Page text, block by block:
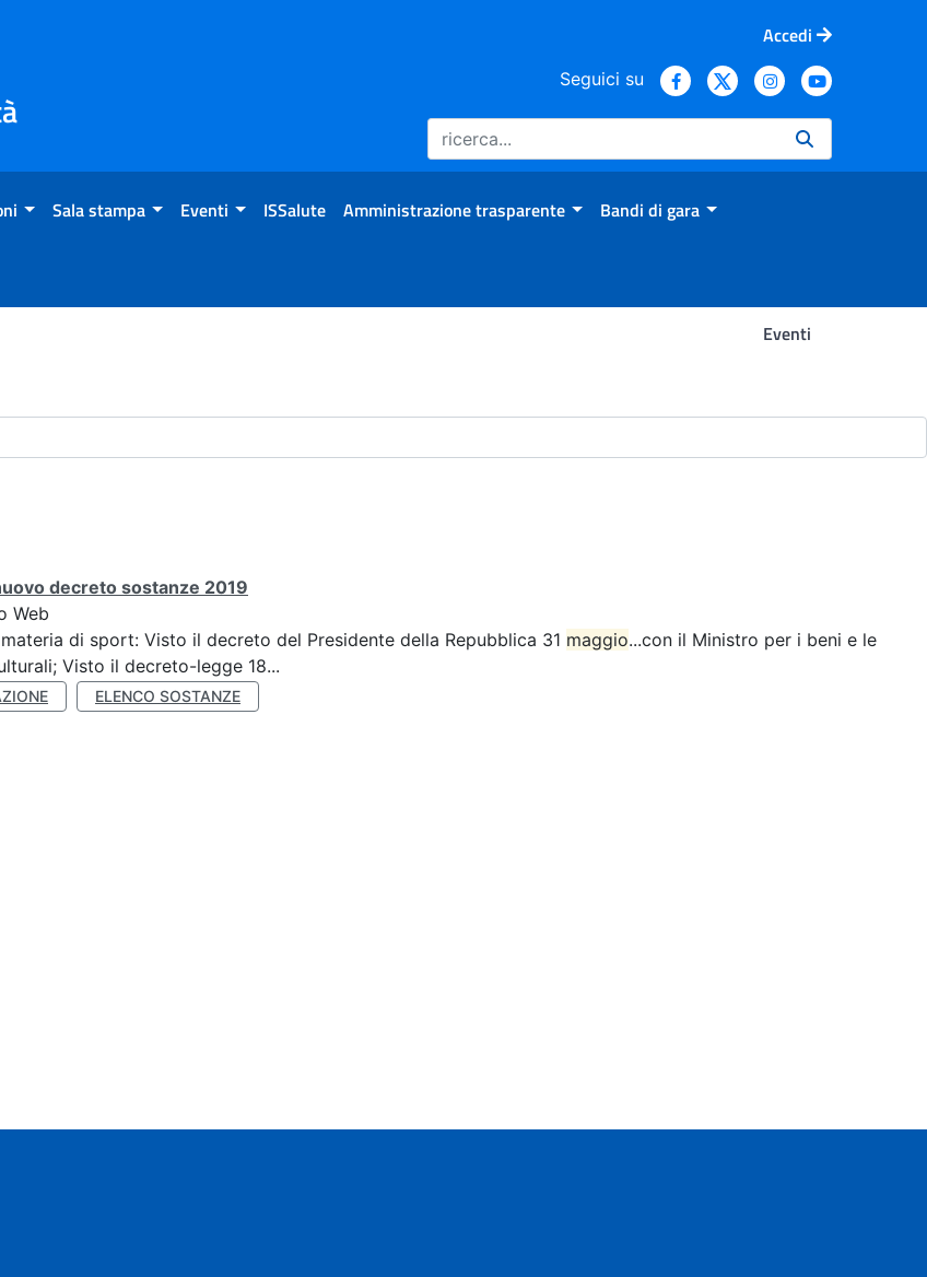
Accedi
Seguici su
Sala stampa Eventi ISSalute Amministrazione trasparente Bandi di gara
Eventi
decreto sostanze 2019
Web
di sport: Visto il decreto del Presidente della Repubblica 31 maggio...con il Ministro per i beni e le
Visto il decreto-legge 18...
ELENCO SOSTANZE